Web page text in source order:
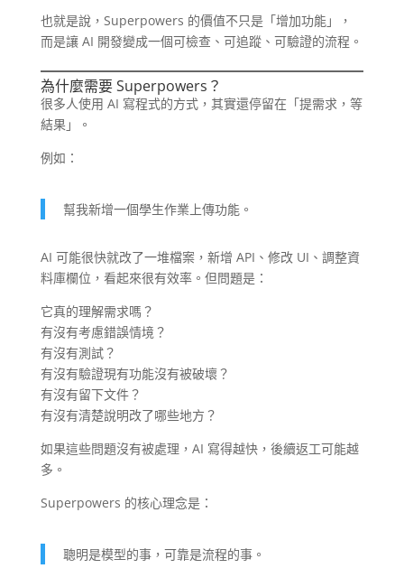
也就是說，Superpowers 的價值不只是「增加功能」，
而是讓 AI 開發變成一個可檢查、可追蹤、可驗證的流程。
為什麼需要 Superpowers？
很多人使用 AI 寫程式的方式，其實還停留在「提需求，等
結果」。
例如：
幫我新增一個學生作業上傳功能。
AI 可能很快就改了一堆檔案，新增 API、修改 UI、調整資
料庫欄位，看起來很有效率。但問題是：
它真的理解需求嗎？
有沒有考慮錯誤情境？
有沒有測試？
有沒有驗證現有功能沒有被破壞？
有沒有留下文件？
有沒有清楚說明改了哪些地方？
如果這些問題沒有被處理，AI 寫得越快，後續返工可能越
多。
Superpowers 的核心理念是：
聰明是模型的事，可靠是流程的事。